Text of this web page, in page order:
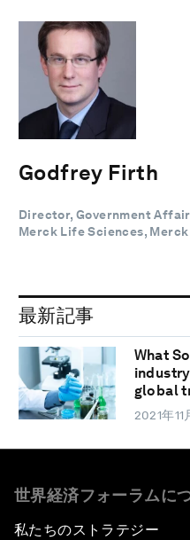
Godfrey Firth
Director, Government
Merck Life Sciences, Merck
最新記事
What
global
2021年11
世界経済フォーラムに
私たちのストラテジー